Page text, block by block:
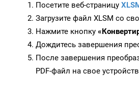
Посетите веб-страницу
Загрузите файл XLSM со
Нажмите кнопку
Дождитесь завершения
После завершения
PDF-файл на свое